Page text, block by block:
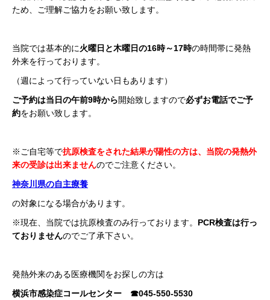
ため、ご理解ご協力をお願い致します。
当院では基本的に火曜日と木曜日の16時～17時の時間帯に発熱
外来を行っております。
（週によって行っていない日もあります）
ご予約は当日の午前9時から開始致しますので必ずお電話でご予
約をお願い致します。
※ご自宅等で抗原検査をされた結果が陽性の方は、当院の発熱外
来の受診は出来ませんのでご注意ください。
神奈川県の自主療養
の対象になる場合があります。
※現在、当院では抗原検査のみ行っております。 PCR検査は行っ
ておりませんのでご了承下さい。
発熱外来のある医療機関をお探しの方は
横浜市感染症コールセンター ☎045-550-5530